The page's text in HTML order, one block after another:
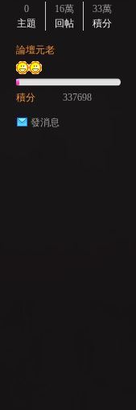
0
主題
16萬
回帖
33萬
積分
論壇元老
積分 337698
發消息